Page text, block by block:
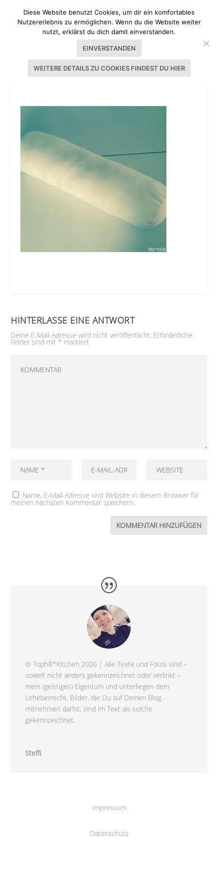
BUNTER BEZUG FÜR NACKENROLLE
HINTERLASSE EINE ANTWORT
Deine E-Mail-Adresse wird nicht veröffentlicht. Erforderliche
Felder sind mit * markiert
Name, E-Mail-Adresse und Website in diesem Browser für
meinen nächsten Kommentar speichern.
© Tophill*Kitchen 2026 | Alle Texte und Fotos sind –
soweit nicht anders gekennzeichnet oder verlinkt –
mein (geistiges) Eigentum und unterliegen dem
Urheberrecht. Bilder, die Du auf Deinen Blog
mitnehmen darfst, sind im Text als solche
gekennzeichnet.
Steffi
Impressum
Datenschutz
Diese Website benutzt Cookies, um dir ein komfortables
Nutzererlebnis zu ermöglichen. Wenn du die Website weiter
nutzt, erklärst du dich damit einverstanden.
EINVERSTANDEN
WEITERE DETAILS ZU COOKIES FINDEST DU HIER